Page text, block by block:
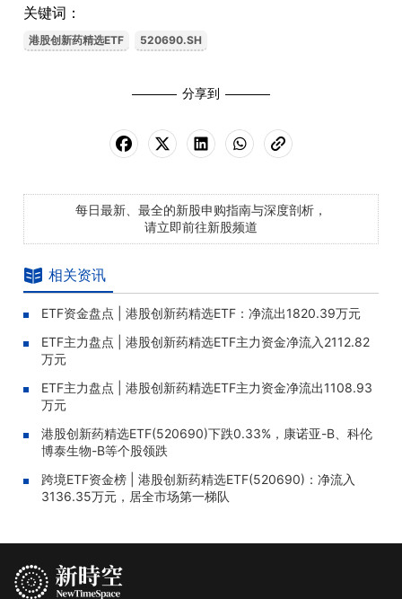
关键词：
港股创新药精选ETF 520690.SH
分享到
每日最新、最全的新股申购指南与深度剖析，
请立即前往新股频道
相关资讯
ETF资金盘点 | 港股创新药精选ETF：净流出1820.39万元
ETF主力盘点 | 港股创新药精选ETF主力资金净流入2112.82
万元
ETF主力盘点 | 港股创新药精选ETF主力资金净流出1108.93
万元
港股创新药精选ETF(520690)下跌0.33%，康诺亚-B、科伦
博泰生物-B等个股领跌
跨境ETF资金榜 | 港股创新药精选ETF(520690)：净流入
3136.35万元，居全市场第一梯队